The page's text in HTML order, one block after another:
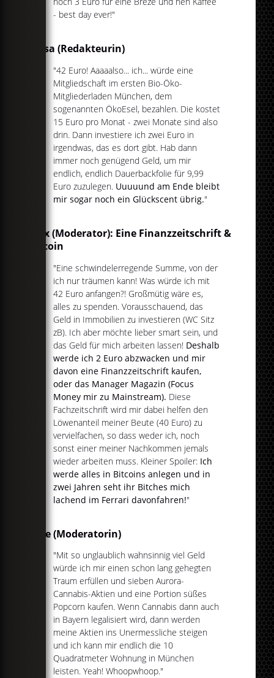
- best day ever!"
Luisa (Redakteurin)
"42 Euro! Aaaaalso... ich... würde eine
Mitgliedschaft im ersten Bio-Öko-
Mitgliederladen München, dem
sogenannten ÖkoEsel, bezahlen. Die kostet
15 Euro pro Monat - zwei Monate sind also
drin. Dann investiere ich zwei Euro in
irgendwas, das es dort gibt. Hab dann
immer noch genügend Geld, um mir
endlich, endlich Dauerbackfolie für 9,99
Euro zuzulegen. Uuuuund am Ende bleibt
mir sogar noch ein Glückscent übrig."
Max (Moderator): Eine Finanzzeitschrift &
Bitcoin
"Eine schwindelerregende Summe, von der
ich nur träumen kann! Was würde ich mit
42 Euro anfangen?! Großmütig wäre es,
alles zu spenden. Vorausschauend, das
Geld in Immobilien zu investieren (WC Sitz
zB). Ich aber möchte lieber smart sein, und
das Geld für mich arbeiten lassen! Deshalb
werde ich 2 Euro abzwacken und mir
davon eine Finanzzeitschrift kaufen,
oder das Manager Magazin (Focus
Money mir zu Mainstream). Diese
Fachzeitschrift wird mir dabei helfen den
Löwenanteil meiner Beute (40 Euro) zu
vervielfachen, so dass weder ich, noch
sonst einer meiner Nachkommen jemals
wieder arbeiten muss. Kleiner Spoiler: Ich
werde alles in Bitcoins anlegen und in
zwei Jahren seht ihr Bitches mich
lachend im Ferrari davonfahren!"
Elise (Moderatorin)
"Mit so unglaublich wahnsinnig viel Geld
würde ich mir einen schon lang gehegten
Traum erfüllen und sieben Aurora-
Cannabis-Aktien und eine Portion süßes
Popcorn kaufen. Wenn Cannabis dann auch
in Bayern legalisiert wird, dann werden
meine Aktien ins Unermessliche steigen
und ich kann mir endlich die 10
Quadratmeter Wohnung in München
leisten. Yeah! Whoopwhoop."